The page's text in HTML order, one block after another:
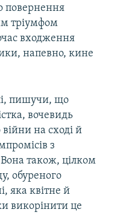
повернення
тріумфом
входження
напевно, кине
пишучи, що
вочевидь
на сході й
з
також, цілком
обуреного
яка квітне й
викорінити це